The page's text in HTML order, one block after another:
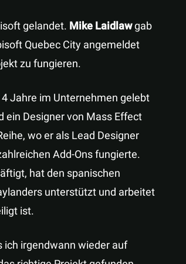
gelandet. Mike Laidlawgab
Quebec City angemeldet
zu fungieren.
Jahre im Unternehmen gelebt
ein Designer von Mass Effect
wo er als Lead Designer
Add-Ons fungierte.
hat den spanischen
unterstützt und arbeitet
ist.
ich irgendwann wieder auf